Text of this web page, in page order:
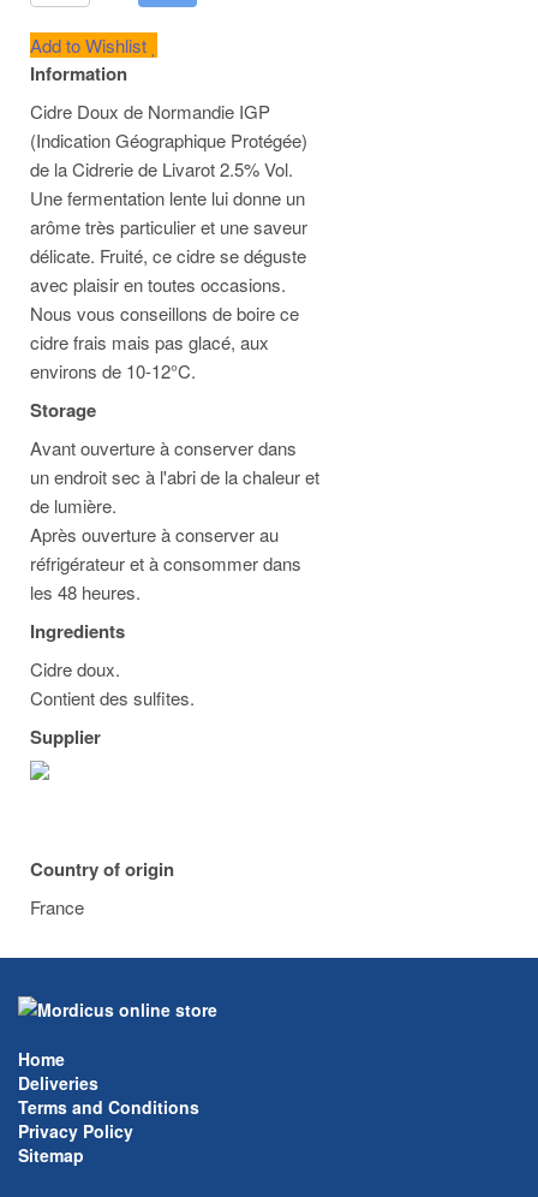
Add to Wishlist
Information
Cidre Doux de Normandie IGP
(Indication Géographique Protégée)
de la Cidrerie de Livarot 2.5% Vol.
Une fermentation lente lui donne un
arôme très particulier et une saveur
délicate. Fruité, ce cidre se déguste
avec plaisir en toutes occasions.
Nous vous conseillons de boire ce
cidre frais mais pas glacé, aux
environs de 10-12°C.
Storage
Avant ouverture à conserver dans
un endroit sec à l'abri de la chaleur et
de lumière.
Après ouverture à conserver au
réfrigérateur et à consommer dans
les 48 heures.
Ingredients
Cidre doux.
Contient des sulfites.
Supplier
Country of origin
France
Home
Deliveries
Terms and Conditions
Privacy Policy
Sitemap